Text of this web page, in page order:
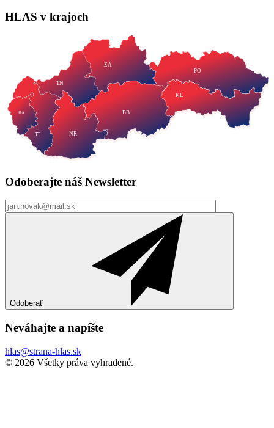
HLAS v krajoch
TT NR
TN
ZA
BB
PO
KE
BA
Odoberajte náš Newsletter
Odoberať
Neváhajte a napíšte
hlas@strana-hlas.sk
©️ 2026 Všetky práva vyhradené.